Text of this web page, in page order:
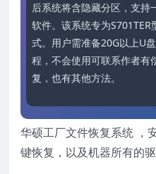
后系统将含隐藏分区，支持
软件。该系统专为
式。用户需准备20G以上U
程，不会使用可联系作者有
复，也有其他方法。
华硕工厂文件恢复系统 ，
键恢复，以及机器所有的驱